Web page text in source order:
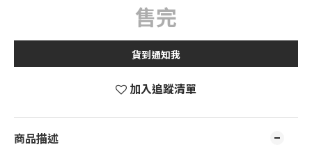
售完
貨到通知我
加入追蹤清單
商品描述